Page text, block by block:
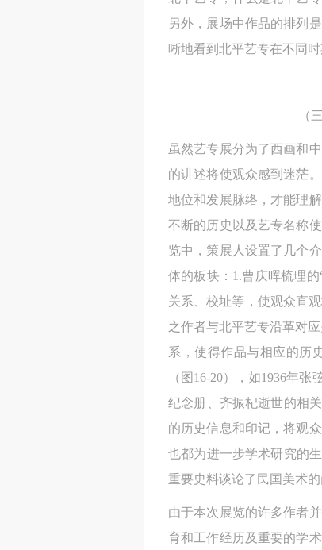
另外，展场中作品的排列
晰地看到北平艺专在不同
（
虽然艺专展分为了西画和
的讲述将使观众感到迷茫
地位和发展脉络，才能理
不断的历史以及艺专名称
览中，策展人设置了几个
体的板块：1.曹庆晖梳理
关系、校址等，使观众直
之作者与北平艺专沿革对
系，使得作品与相应的历
（图16-20），如1936年
纪念册、齐振杞逝世的相
的历史信息和印记，将观
也都为进一步学术研究的
重要史料谈论了民国美术的
由于本次展览的许多作者
育和工作经历及重要的学